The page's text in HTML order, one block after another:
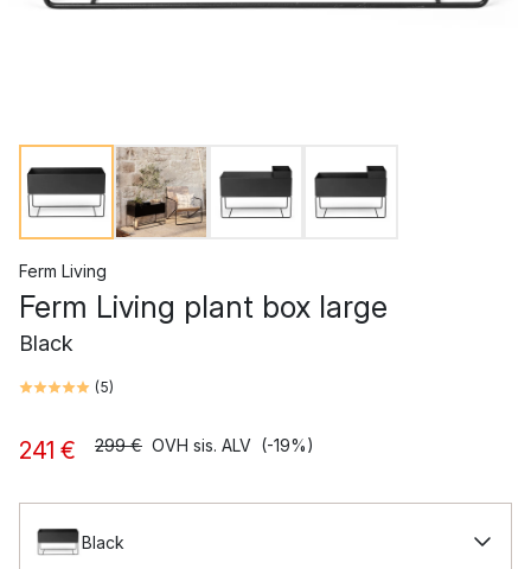
Ferm Living
Ferm Living plant box large
Black
(5)
241 € 299 € OVH sis. ALV (-19%)
Black